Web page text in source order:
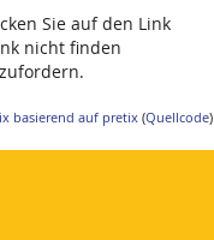
Sie auf den Link
nicht finden
basierend auf pretix(Quellcode)